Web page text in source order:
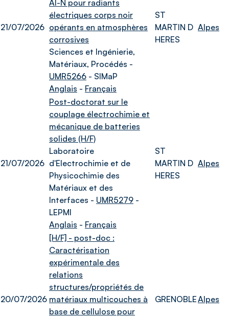
21/07/2026
Al-N pour radiants
électriques corps noir
opérants en atmosphères
corrosives
Sciences et Ingénierie,
Matériaux, Procédés -
UMR5266 - SIMaP
Anglais - Français
ST
MARTIN D
HERES
Alpes
21/07/2026
Post-doctorat sur le
couplage électrochimie et
mécanique de batteries
solides (H/F)
Laboratoire
d'Electrochimie et de
Physicochimie des
Matériaux et des
Interfaces - UMR5279 -
LEPMI
Anglais - Français
ST
MARTIN D
HERES
Alpes
20/07/2026
[H/F] - post-doc :
Caractérisation
expérimentale des
relations
structures/propriétés de
matériaux multicouches à
base de cellulose pour
GRENOBLEAlpes